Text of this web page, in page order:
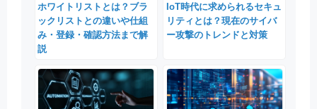
ホワイトリストとは？ブラ
ックリストとの違いや仕組
み・登録・確認方法まで解
説
IoT時代に求められるセキュ
リティとは？現在のサイバ
ー攻撃のトレンドと対策